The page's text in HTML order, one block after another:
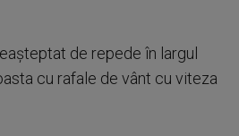
de repede în largul
cu rafale de vânt cu viteza